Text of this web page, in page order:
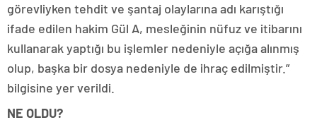
görevliyken tehdit ve şantaj olaylarına adı karıştığı
ifade edilen hakim Gül A, mesleğinin nüfuz ve itibarını
kullanarak yaptığı bu işlemler nedeniyle açığa alınmış
olup, başka bir dosya nedeniyle de ihraç edilmiştir.”
bilgisine yer verildi.
NE OLDU?